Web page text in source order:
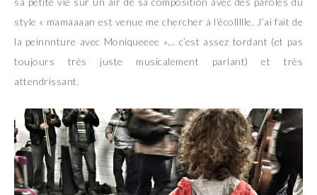
style « mamaaaan est venue me chercher à l’écollllle. J’ai fait de
la peinnnture avec Moniqueeee »… c’est assez tordant (et pas
toujours très juste musicalement parlant) et très
attendrissant.